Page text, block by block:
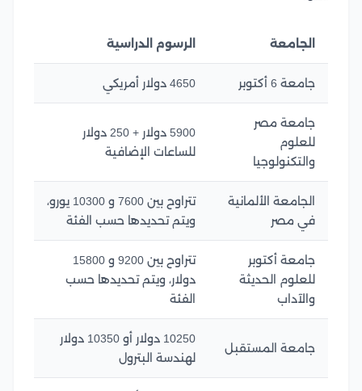
الجامعة الرسوم الدراسية
جامعة 6 أكتوبر 4650 دولار أمريكي
جامعة مصر
للعلوم
والتكنولوجيا
5900 دولار + 250 دولار
للساعات الإضافية
الجامعة الألمانية
في مصر
تتراوح بين 7600 و 10300 يورو،
ويتم تحديدها حسب الفئة
جامعة أكتوبر
للعلوم الحديثة
والآداب
تتراوح بين 9200 و 15800
دولار، ويتم تحديدها حسب
الفئة
جامعة المستقبل
10250 دولار أو 10350 دولار
لهندسة البترول